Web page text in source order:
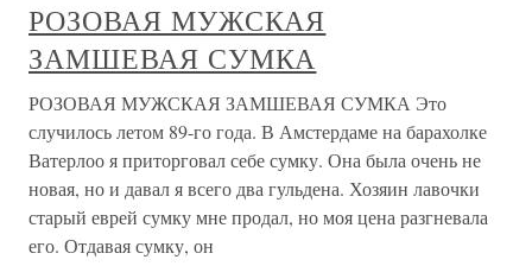
РОЗОВАЯ МУЖСКАЯ
ЗАМШЕВАЯ СУМКА
РОЗОВАЯ МУЖСКАЯ ЗАМШЕВАЯ СУМКА Это
случилось летом 89-го года. В Амстердаме на барахолке
Ватерлоо я приторговал себе сумку. Она была очень не
новая, но и давал я всего два гульдена. Хозяин лавочки
старый еврей сумку мне продал, но моя цена разгневала
его. Отдавая сумку, он